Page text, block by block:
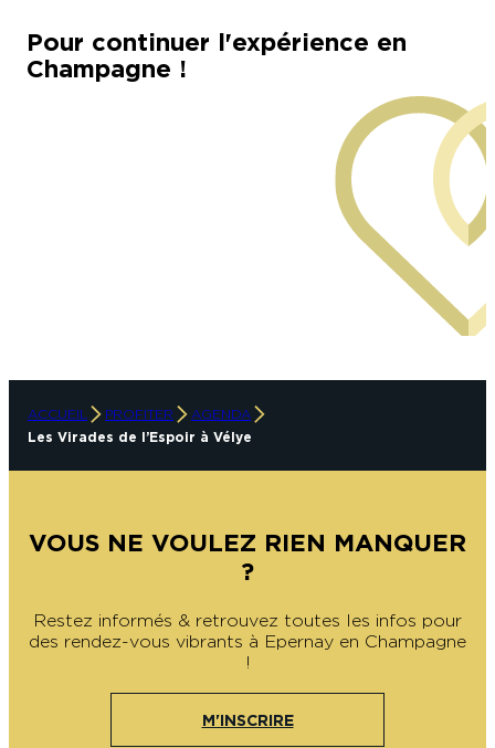
Pour continuer l'expérience en
Champagne !
ACCUEIL PROFITER
AGENDA
Les Virades de l’Espoir à Vélye
VOUS NE VOULEZ RIEN MANQUER
?
Restez informés & retrouvez toutes les infos pour
des rendez-vous vibrants à Epernay en Champagne
!
M'INSCRIRE